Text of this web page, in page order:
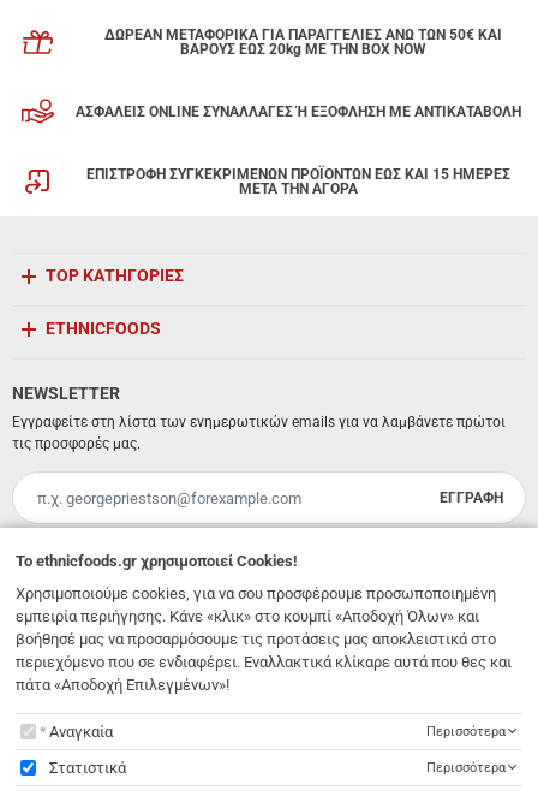
ΔΩΡΕΑΝ ΜΕΤΑΦΟΡΙΚΑ ΓΙΑ ΠΑΡΑΓΓΕΛΙΕΣ ΑΝΩ ΤΩΝ 50€ ΚΑΙ
ΒΑΡΟΥΣ ΕΩΣ 20kg ΜΕ ΤΗΝ BOX NOW
ΑΣΦΑΛΕΙΣ ONLINE ΣΥΝΑΛΛΑΓΕΣ Ή ΕΞΟΦΛΗΣΗ ΜΕ ΑΝΤΙΚΑΤΑΒΟΛΗ
ΕΠΙΣΤΡΟΦΗ ΣΥΓΚΕΚΡΙΜΕΝΩΝ ΠΡΟΪΟΝΤΩΝ ΕΩΣ ΚΑΙ 15 ΗΜΕΡΕΣ
ΜΕΤΑ ΤΗΝ ΑΓΟΡΑ
Λ. 62 Μαρτύρων 231,Ηράκλειο Κρήτης, Νότιο Αιγαίο,Τ.Κ. 71303 Ελλάδα
info@ethnicfoods.gr 2811.103.007
Ωράριο φυσικού καταστήματος: Δευτέρα, Τρίτη, Τετάρτη & Σάββατο 09:30 - 18:00, Πέμπτη,
Παρασκευή 09:30 - 21:00
TOP ΚΑΤΗΓΟΡΙΕΣ
ETHNICFOODS
NEWSLETTER
Εγγραφείτε στη λίστα των ενημερωτικών emails για να λαμβάνετε πρώτοι
τις προσφορές μας.
Email
ΕΓΓΡΑΦΗ
Έχω διαβάσει κι αποδέχομαι τουςόρους χρήσης
To ethnicfoods.gr χρησιμοποιεί Cookies!
Χρησιμοποιούμε cookies, για να σου προσφέρουμε προσωποποιημένη
εμπειρία περιήγησης. Κάνε «κλικ» στο κουμπί «Αποδοχή Όλων» και
βοήθησέ μας να προσαρμόσουμε τις προτάσεις μας αποκλειστικά στο
περιεχόμενο που σε ενδιαφέρει. Εναλλακτικά κλίκαρε αυτά που θες και
πάτα «Αποδοχή Επιλεγμένων»!
Toethnicfoods.gr χρησιμοποιεί Cookies!
Αναγκαία Περισσότερα
Στατιστικά Περισσότερα